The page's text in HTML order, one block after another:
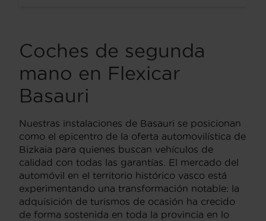
Coches de segunda
mano en Flexicar
Basauri
Nuestras instalaciones de Basauri se posicionan
como el epicentro de la oferta automovilística de
Bizkaia para quienes buscan vehículos de
calidad con todas las garantías. El mercado del
automóvil en el territorio histórico vasco está
experimentando una transformación notable: la
adquisición de turismos de ocasión ha crecido
de forma sostenida en toda la provincia en lo